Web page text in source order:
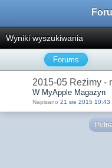
Wyniki wyszukiwania
Forums
2015-05 Reżimy -
W MyApple Magazyn
Napisano 21 sie 2015 10:43